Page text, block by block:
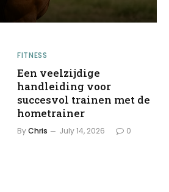
FITNESS
Een veelzijdige
handleiding voor
succesvol trainen met de
hometrainer
ByChris July 14, 2026 0